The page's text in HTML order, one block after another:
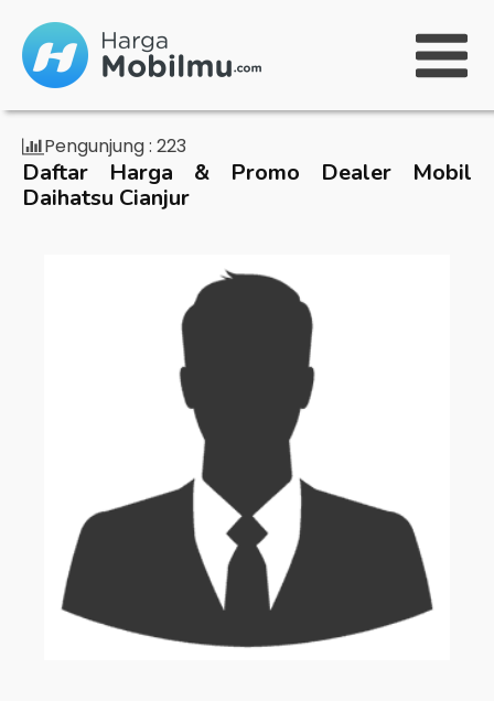
Pengunjung : 223
Daftar Harga & Promo Dealer Mobil
Daihatsu Cianjur